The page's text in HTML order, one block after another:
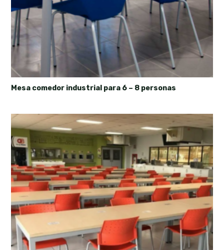
Mesa comedor industrial para 6 – 8 personas